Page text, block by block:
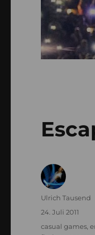
Autor
Ulrich Tausend
Veröffentlicht
24. Juli 2011
Kategorien
casual games ,